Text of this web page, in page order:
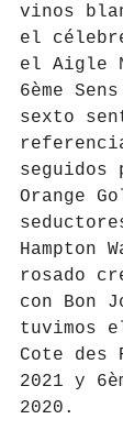
vinos
el
el Aigle
6ème
sexto
seguidos
Orange
Hampton
rosado
con Bon
tuvimos
Cote des
2021 y
2020.